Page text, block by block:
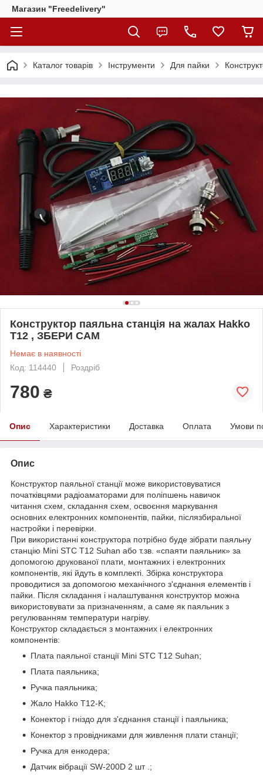
Магазин "Freedelivery"
Каталог товарів Інструменти Для пайки
Конструктор паяльна станція на жалах Hakko
T12 , ЗБЕРИ САМ
Немає в наявності
Код: 114440
Роздріб
780 ₴
Опис Характеристики Доставка Оплата Умови
Опис
Конструктор паяльної станції може використовуватися
початківцями радіоаматорами для поліпшень навичок
читання схем, складання схем, освоєння маркування
основних електронних компонентів, пайки, післязбиральної
настройки і перевірки.
При використанні конструктора потрібно буде зібрати паяльну
станцію Mini STC T12 Suhan або т.зв. «спаяти паяльник» за
допомогою друкованої плати, монтажних і електронних
компонентів, які йдуть в комплекті. Збірка конструктора
проводитися за допомогою механічного з'єднання елементів і
пайки. Після складання і налаштування конструктор можна
використовувати за призначенням, а саме як паяльник з
регулюванням температури нагріву.
Конструктор складається з монтажних і електронних
компонентів:
Плата паяльної станції Mini STC T12 Suhan;
Плата паяльника;
Ручка паяльника;
Жало Hakko T12-K;
Конектор і гніздо для з'єднання станції і паяльника;
Конектор з провідниками для живлення плати станції;
Ручка для енкодера;
Датчик вібрації SW-200D 2 шт .;